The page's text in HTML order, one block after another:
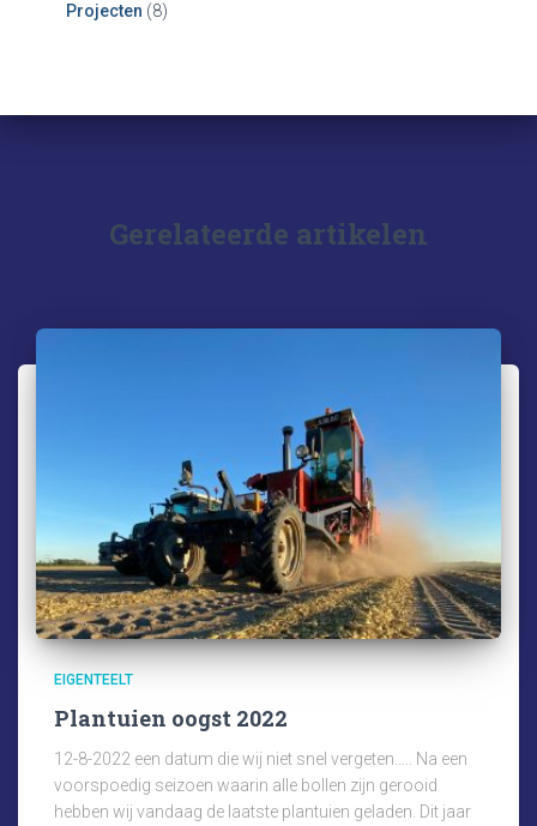
Projecten (8)
Gerelateerde artikelen
EIGENTEELT
Plantuien oogst 2022
12-8-2022 een datum die wij niet snel vergeten….. Na een
voorspoedig seizoen waarin alle bollen zijn gerooid
hebben wij vandaag de laatste plantuien geladen. Dit jaar